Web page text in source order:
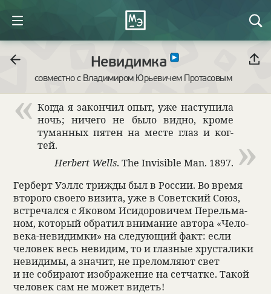
Невидимка
совместно с Владимиром Юрьевичем Протасовым
Когда я закон­чил опыт, уже наступила
ночь; ничего не было видно, кроме
туман­ных пятен на месте глаз и ког­
тей.
Herbert Wells. The Invisible Man. 1897.
Гер­берт Уэллс три­жды был в Рос­сии. Во время
вто­рого сво­его визита, уже в Совет­ский Союз,
встре­чался с Яко­вом Иси­до­ро­ви­чем Перельма­
ном, кото­рый обра­тил внима­ние автора «Чело­
века-неви­димки» на сле­дующий факт: если
чело­век весь неви­дим, то и глаз­ные хру­ста­лики
неви­димы, а зна­чит, не пре­лом­ляют свет
и не соби­рают изоб­раже­ние на сет­чатке. Такой
чело­век сам не может видеть!